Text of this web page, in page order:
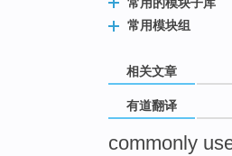
常用的模块子库
常用模块组
相关文章
有道翻译
commonly